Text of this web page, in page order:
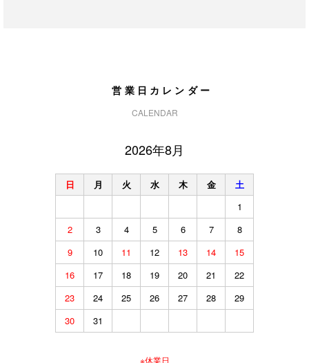
営業日カレンダー
CALENDAR
2026年8月
日 月 火 水 木 金
土
1
2
3 4 5 6 7
8
9
10 11 12 13 14
15
16
17 18 19 20 21
22
23
24 25 26 27 28
29
30
31
※休業日